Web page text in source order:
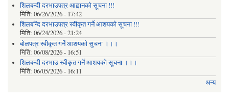
शिलबन्दी दरभाउपत्र आह्वानको सूचना !!!
मिति: 06/26/2026 - 17:42
शिलबन्दि दरभाउपत्र स्वीकृत गर्ने आशयकाे सूचना !!!
मिति: 06/24/2026 - 21:24
बोलपत्र स्वीकृत गर्ने आशयको सुचना ।।।
मिति: 06/08/2026 - 16:51
शिलबन्दी दरभाउ स्वीकृत गर्ने आशयको सूचना ।।।
मिति: 06/05/2026 - 16:11
अन्य